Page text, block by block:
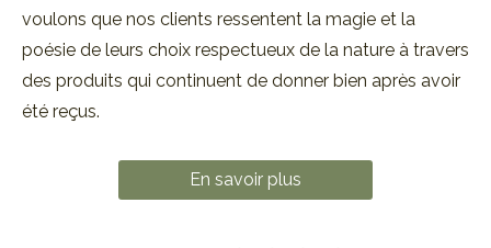
voulons que nos clients ressentent la magie et la
poésie de leurs choix respectueux de la nature à travers
des produits qui continuent de donner bien après avoir
été reçus.
En savoir plus